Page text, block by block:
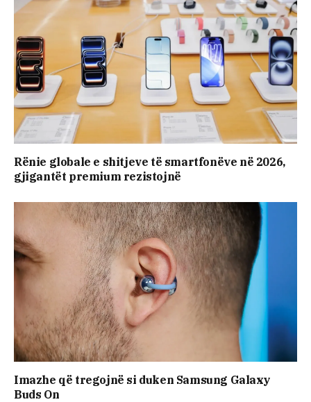
Rënie globale e shitjeve të smartfonëve në 2026,
gjigantët premium rezistojnë
Imazhe që tregojnë si duken Samsung Galaxy
Buds On